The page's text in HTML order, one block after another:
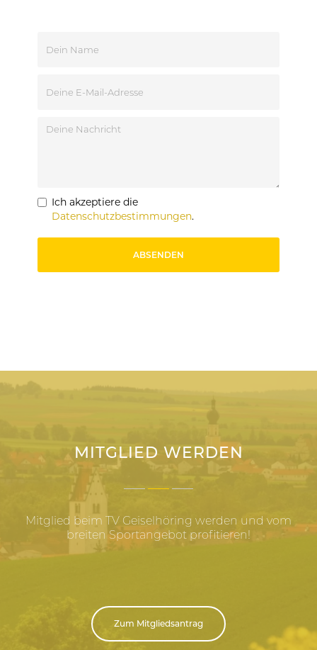
Ich akzeptiere die
Datenschutzbestimmungen.
MITGLIED WERDEN
Mitglied beim TV Geiselhöring werden und vom
breiten Sportangebot profitieren!
Zum Mitgliedsantrag